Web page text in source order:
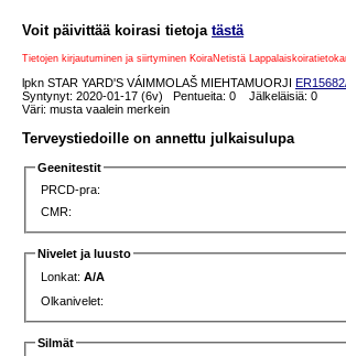
Voit päivittää koirasi tietoja tästä
Tietojen kirjautuminen ja siirtyminen KoiraNetistä
lpkn STAR YARD'S VÁIMMOLAŠ MIEHTAMUORJI
Syntynyt: 2020-01-17 (6v) Pentueita: 0 Jälkeläisiä: 0
Väri: musta vaalein merkein
Terveystiedoille on annettu julkaisulupa
Geenitestit
PRCD-pra:
CMR:
Nivelet ja luusto
Lonkat:A/A
Olkanivelet:
Silmät